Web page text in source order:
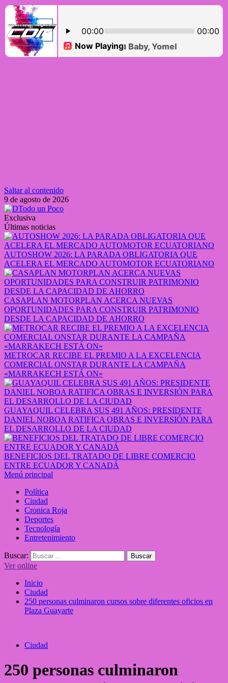
Saltar al contenido
9 de agosto de 2026
Exclusiva
Últimas noticias
AUTOSHOW 2026: LA PARADA OBLIGATORIA QUE
ACELERA EL MERCADO AUTOMOTOR ECUATORIANO
CASAPLAN MOTORPLAN ACERCA NUEVAS
OPORTUNIDADES PARA CONSTRUIR PATRIMONIO
DESDE LA CAPACIDAD DE AHORRO
METROCAR RECIBE EL PREMIO A LA EXCELENCIA
COMERCIAL ONSTAR DURANTE LA CAMPAÑA
«MARRAKECH ESTÁ ON»
GUAYAQUIL CELEBRA SUS 491 AÑOS: PRESIDENTE
DANIEL NOBOA RATIFICA OBRAS E INVERSIÓN PARA
EL DESARROLLO DE LA CIUDAD
BENEFICIOS DEL TRATADO DE LIBRE COMERCIO
ENTRE ECUADOR Y CANADÁ
Menú principal
Política
Ciudad
Cronica Roja
Deportes
Tecnología
Entretenimiento
Buscar:
Ver online
Inicio
Ciudad
250 personas culminaron cursos sobre diferentes oficios en
Plaza Guayarte
Ciudad
250 personas culminaron